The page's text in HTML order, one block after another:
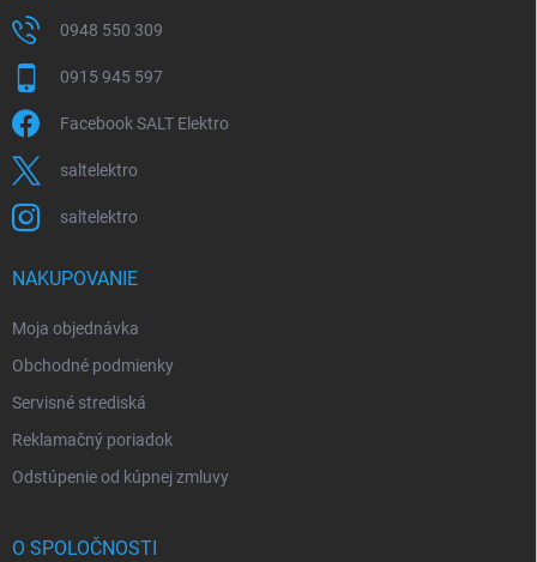
0948 550 309
0915 945 597
Facebook SALT Elektro
saltelektro
saltelektro
NAKUPOVANIE
Moja objednávka
Obchodné podmienky
Servisné strediská
Reklamačný poriadok
Odstúpenie od kúpnej zmluvy
O SPOLOČNOSTI